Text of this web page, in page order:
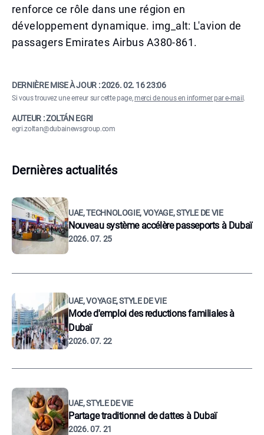
renforce ce rôle dans une région en
développement dynamique. img_alt: L'avion de
passagers Emirates Airbus A380-861.
DERNIÈRE MISE À JOUR :2026. 02. 16 23:06
Si vous trouvez une erreur sur cette page,merci de nous en informer par e-mail .
AUTEUR : ZOLTÁN EGRI
egri.zoltan@dubainewsgroup.com
Dernières actualités
UAE, TECHNOLOGIE, VOYAGE, STYLE DE VIE
Nouveau système accélère passeports à Dubaï
2026. 07. 25
UAE, VOYAGE, STYLE DE VIE
Mode d'emploi des reductions familiales à
Dubaï
2026. 07. 22
UAE, STYLE DE VIE
Partage traditionnel de dattes à Dubaï
2026. 07. 21